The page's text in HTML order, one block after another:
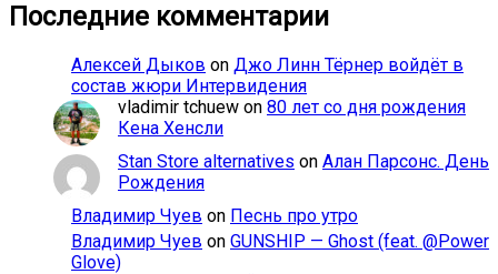
Последние комментарии
Алексей Дыков on Джо Линн Тёрнер войдёт в
состав жюри Интервидения
vladimir tchuew on 80 лет со дня рождения
Кена Хенсли
Stan Store alternatives on Алан Парсонс. День
Рождения
Владимир Чуев on Песнь про утро
Владимир Чуев on GUNSHIP — Ghost (feat. @Power
Glove)